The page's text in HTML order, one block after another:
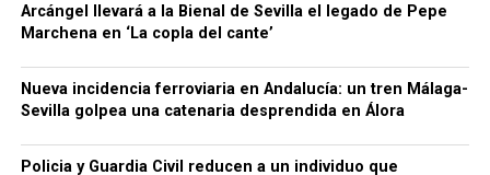
Arcángel llevará a la Bienal de Sevilla el legado de Pepe
Marchena en ‘La copla del cante’
Nueva incidencia ferroviaria en Andalucía: un tren Málaga-
Sevilla golpea una catenaria desprendida en Álora
Policia y Guardia Civil reducen a un individuo que